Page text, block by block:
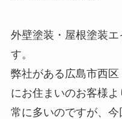
外壁塗装・屋根塗装
す。
弊社がある広島市西
にお住まいのお客様
常に多いのですが、